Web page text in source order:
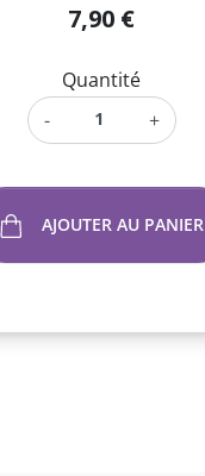
7,90 €
Quantité
-
+
AJOUTER AU PANIER